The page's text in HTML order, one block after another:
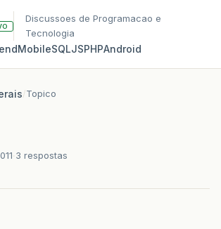
Discussoes de Programacao e
Tecnologia
MobileSQLJSPHPAndroid
/Topico
3 respostas